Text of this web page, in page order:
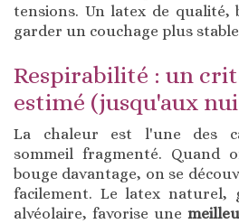
tensions. Un latex de qualité,
garder un couchage plus
Respirabilité : un
estimé (jusqu'aux
La chaleur est l'une des
sommeil fragmenté. Quand
bouge davantage, on se
facilement. Le latex naturel,
alvéolaire, favorise une